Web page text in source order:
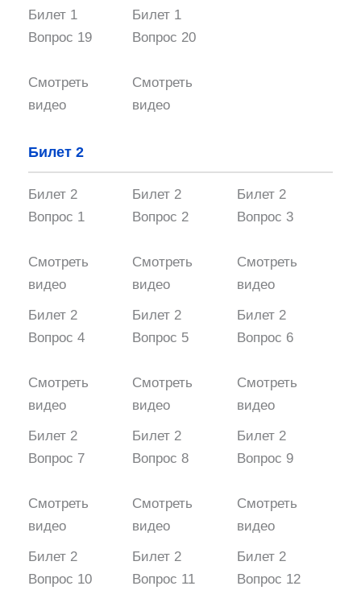
Билет 1
Вопрос 19
Смотреть
видео
Билет 1
Вопрос 20
Смотреть
видео
Билет 2
Билет 2
Вопрос 1
Смотреть
видео
Билет 2
Вопрос 2
Смотреть
видео
Билет 2
Вопрос 3
Смотреть
видео
Билет 2
Вопрос 4
Смотреть
видео
Билет 2
Вопрос 5
Смотреть
видео
Билет 2
Вопрос 6
Смотреть
видео
Билет 2
Вопрос 7
Смотреть
видео
Билет 2
Вопрос 8
Смотреть
видео
Билет 2
Вопрос 9
Смотреть
видео
Билет 2
Вопрос 10
Билет 2
Вопрос 11
Билет 2
Вопрос 12